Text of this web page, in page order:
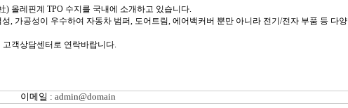
) 올레핀계 TPO 수지를 국내에 소개하고 있습니다.
, 가공성이 우수하여 자동차 범퍼, 도어트림, 에어백커버 뿐만 아니라 전기/전자 부품 등 다
객상담센터로 연락바랍니다.
이메일 : admin@domain